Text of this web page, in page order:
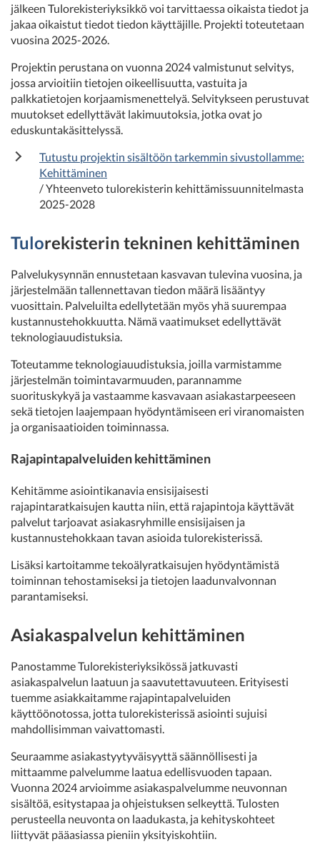
jälkeen Tulorekisteriyksikkö voi tarvittaessa oikaista tiedot ja
jakaa oikaistut tiedot tiedon käyttäjille. Projekti toteutetaan
vuosina 2025-2026.
Projektin perustana on vuonna 2024 valmistunut selvitys,
jossa arvioitiin tietojen oikeellisuutta, vastuita ja
palkkatietojen korjaamismenettelyä. Selvitykseen perustuvat
muutokset edellyttävät lakimuutoksia, jotka ovat jo
eduskuntakäsittelyssä.
Tutustu projektin sisältöön tarkemmin sivustollamme:
Kehittäminen
/ Yhteenveto tulorekisterin kehittämissuunnitelmasta
2025-2028
Tulorekisterin tekninen kehittäminen
Palvelukysynnän ennustetaan kasvavan tulevina vuosina, ja
järjestelmään tallennettavan tiedon määrä lisääntyy
vuosittain. Palveluilta edellytetään myös yhä suurempaa
kustannustehokkuutta. Nämä vaatimukset edellyttävät
teknologiauudistuksia.
Toteutamme teknologiauudistuksia, joilla varmistamme
järjestelmän toimintavarmuuden, parannamme
suorituskykyä ja vastaamme kasvavaan asiakastarpeeseen
sekä tietojen laajempaan hyödyntämiseen eri viranomaisten
ja organisaatioiden toiminnassa.
Rajapintapalveluiden kehittäminen
Kehitämme asiointikanavia ensisijaisesti
rajapintaratkaisujen kautta niin, että rajapintoja käyttävät
palvelut tarjoavat asiakasryhmille ensisijaisen ja
kustannustehokkaan tavan asioida tulorekisterissä.
Lisäksi kartoitamme tekoälyratkaisujen hyödyntämistä
toiminnan tehostamiseksi ja tietojen laadunvalvonnan
parantamiseksi.
Asiakaspalvelun kehittäminen
Panostamme Tulorekisteriyksikössä jatkuvasti
asiakaspalvelun laatuun ja saavutettavuuteen. Erityisesti
tuemme asiakkaitamme rajapintapalveluiden
käyttöönotossa, jotta tulorekisterissä asiointi sujuisi
mahdollisimman vaivattomasti.
Seuraamme asiakastyytyväisyyttä säännöllisesti ja
mittaamme palvelumme laatua edellisvuoden tapaan.
Vuonna 2024 arvioimme asiakaspalvelumme neuvonnan
sisältöä, esitystapaa ja ohjeistuksen selkeyttä. Tulosten
perusteella neuvonta on laadukasta, ja kehityskohteet
liittyvät pääasiassa pieniin yksityiskohtiin.